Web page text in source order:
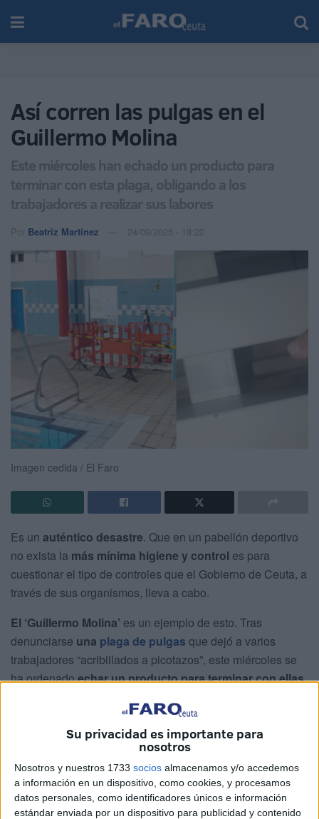
Su privacidad es importante para
nosotros
Nosotros y nuestros 1733 socios almacenamos y/o accedemos
a información en un dispositivo, como cookies, y procesamos
datos personales, como identificadores únicos e información
estándar enviada por un dispositivo para publicidad y contenido
Así corren las pulgas en el
Guillermo Molina
Este miércoles han echado un producto para
terminar con esta plaga, obligando a los
trabajadores a realizar sus labores
Por Beatriz Martínez 24/09/2025 - 18:22
Imagen cedida / El Faro
Es un auténtico desastre. Que en un pabellón deportivo
no exista la más mínima higiene y control es para
cuestionar el tipo de controles que el Gobierno de Ceuta, a
través de sus organismos, lleva a cabo.
El ‘Guillermo Molina’ es un ejemplo de esto. Tras
denunciarse una plaga de pulgas que dejó a varios
trabajadores “acribillados a picotazos”, este miércoles se
ha ordenadoechar un producto para terminar con ellas.
en el fuerte olor que el mismo
desprendía, haciendo imposible el desarrollo de los
trabajos en la zona. A pesar de ello,
a los trabajadores se
les instó a permanecer en sus sitios, algo que choca
con cualquier previsión y garantía en materia de riesgos
laborales.